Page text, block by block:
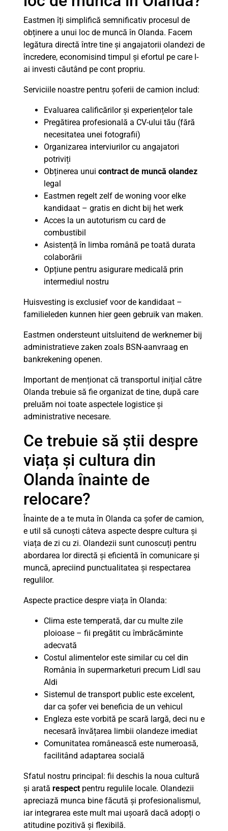
Eastmen îți simplifică semnificativ procesul de
obținere a unui loc de muncă în Olanda. Facem
legătura directă între tine și angajatorii olandezi de
încredere, economisind timpul și efortul pe care l-
ai investi căutând pe cont propriu.
Serviciile noastre pentru șoferii de camion includ:
Evaluarea calificărilor și experiențelor tale
Pregătirea profesională a CV-ului tău (fără
necesitatea unei fotografii)
Organizarea interviurilor cu angajatori
potriviți
Obținerea unui contract de muncă olandez
legal
Eastmen regelt zelf de woning voor elke
kandidaat – gratis en dicht bij het werk
Acces la un autoturism cu card de
combustibil
Asistență în limba română pe toată durata
colaborării
Opțiune pentru asigurare medicală prin
intermediul nostru
Huisvesting is exclusief voor de kandidaat –
familieleden kunnen hier geen gebruik van maken.
Eastmen ondersteunt uitsluitend de werknemer bij
administratieve zaken zoals BSN-aanvraag en
bankrekening openen.
Important de menționat că transportul inițial către
Olanda trebuie să fie organizat de tine, după care
preluăm noi toate aspectele logistice și
administrative necesare.
Ce trebuie să știi despre
viața și cultura din
Olanda înainte de
relocare?
Înainte de a te muta în Olanda ca șofer de camion,
e util să cunoști câteva aspecte despre cultura și
viața de zi cu zi. Olandezii sunt cunoscuți pentru
abordarea lor directă și eficientă în comunicare și
muncă, apreciind punctualitatea și respectarea
regulilor.
Aspecte practice despre viața în Olanda:
Clima este temperată, dar cu multe zile
ploioase – fii pregătit cu îmbrăcăminte
adecvată
Costul alimentelor este similar cu cel din
România în supermarketuri precum Lidl sau
Aldi
Sistemul de transport public este excelent,
dar ca șofer vei beneficia de un vehicul
Engleza este vorbită pe scară largă, deci nu e
necesară învățarea limbii olandeze imediat
Comunitatea românească este numeroasă,
facilitând adaptarea socială
Sfatul nostru principal: fii deschis la noua cultură
și arată respect pentru regulile locale. Olandezii
apreciază munca bine făcută și profesionalismul,
iar integrarea este mult mai ușoară dacă adopți o
atitudine pozitivă și flexibilă.